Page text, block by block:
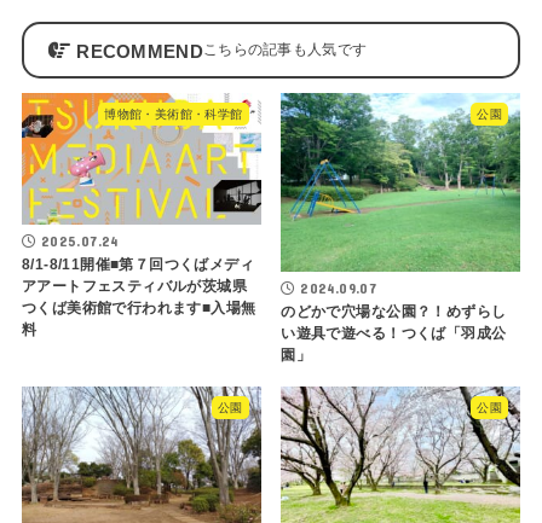
RECOMMEND
博物館・美術館・科学館
2025.07.24
8/1-8/11開催■第７回つくばメディ
アアートフェスティバルが茨城県
つくば美術館で行われます■入場無
料
公園
2024.09.07
のどかで穴場な公園？！めずらし
い遊具で遊べる！つくば「羽成公
園」
公園 公園